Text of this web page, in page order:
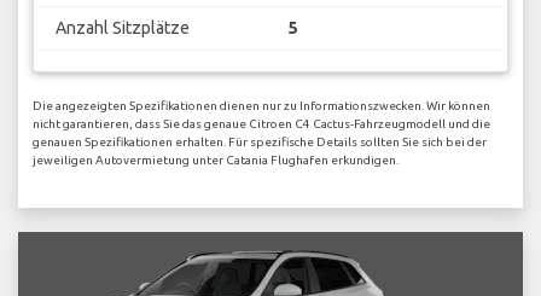
Anzahl Sitzplätze 5
Die angezeigten Spezifikationen dienen nur zu Informationszwecken. Wir können
nicht garantieren, dass Sie das genaue Citroen C4 Cactus-Fahrzeugmodell und die
genauen Spezifikationen erhalten. Für spezifische Details sollten Sie sich bei der
jeweiligen Autovermietung unter Catania Flughafen erkundigen.